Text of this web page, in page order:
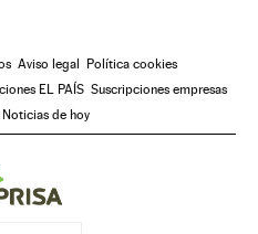
Aviso legal
Política cookies
EL PAÍS Suscripciones empresas
Noticias de hoy